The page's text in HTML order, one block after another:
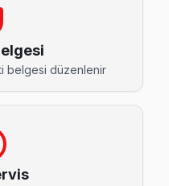
Toshiba TV servisi için
→
→
belgesi düzenlenir